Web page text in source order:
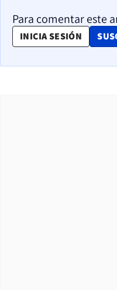
Para comentar este
INICIA SESIÓN